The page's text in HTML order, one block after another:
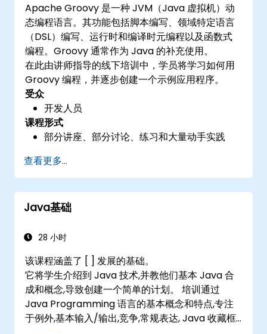
Apache Groovy 是一种 JVM（Java 虚拟机）动
态编程语言。其功能包括脚本编写、领域特定语言
（DSL）编写、运行时和编译时元编程以及函数式
编程。Groovy 通常作为 Java 的补充使用。
在此由讲师指导的线下培训中，学员将学习如何用
Groovy 编程，并逐步创建一个示例应用程序。
受众
开发人员
课程形式
部分讲座、部分讨论、练习和大量动手实践
查看更多...
Java基础
28 小时
该课程涵盖了 [ ] 发展的基础。
它将学生介绍到 Java 技术,并教他们基本 Java 合
成和概念,导致创建一个简单的计划。 培训通过
Java Programming 语言的基本概念和特点,专注
于例外,基本输入/输出,竞争,常规表达, Java 收藏框